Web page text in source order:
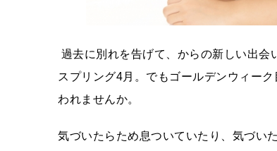
過去に別れを告げて、からの新しい出
スプリング4月。でもゴールデンウィー
われませんか。
気づいたらため息ついていたり、気づい